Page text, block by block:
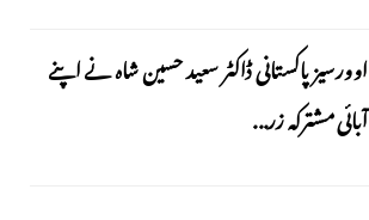
اوورسیز پاکستانی ڈاکٹر سعید حسین شاہ نے اپنے
آبائی مشترکہ زر...